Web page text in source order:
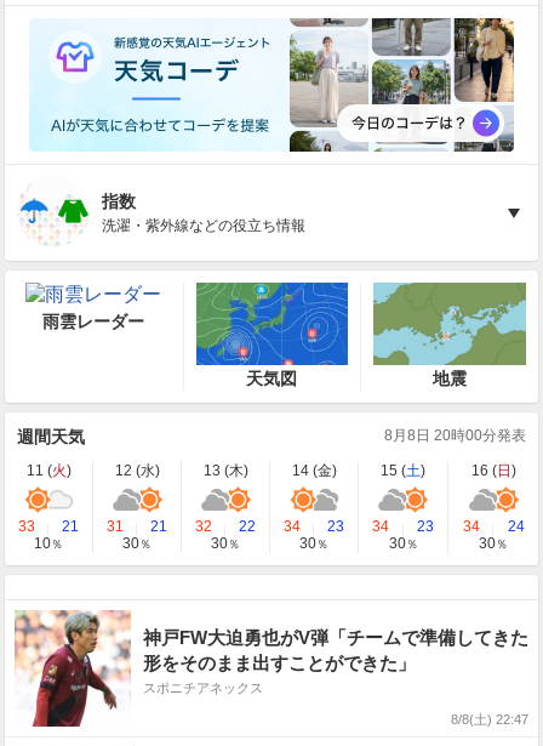
指数
洗濯・紫外線などの役立ち情報
雨雲レーダー
天気図 地震
週間天気 8月8日 20時00分発表
11 (火) 12 (水) 13 (木) 14 (金) 15 (土) 16 (日 )
33
21
10％
31
21
30％
32
22
30％
34
23
30％
34
23
30％
34
24
30％
神戸FW大迫勇也がV弾「チームで準備してきた
形をそのまま出すことができた」
スポニチアネックス
8/8(土) 22:47